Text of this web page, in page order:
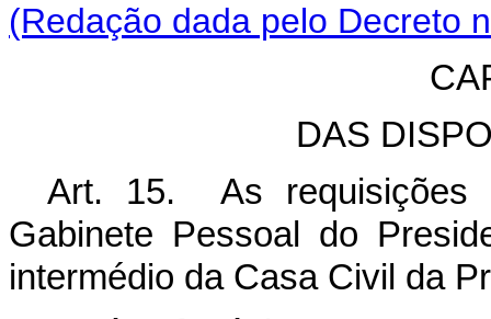
(Redação dada pelo Decreto
DAS
Art. 15. As requisições
Gabinete Pessoal do
intermédio da Casa Civil da